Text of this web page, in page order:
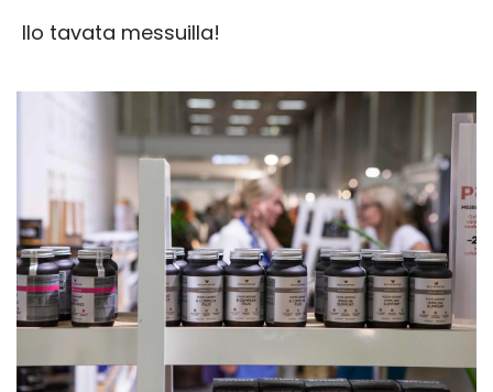
Ilo tavata messuilla!